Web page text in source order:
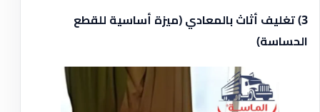
3) تغليف أثاث بالمعادي (ميزة أساسية للقطع
الحساسة)